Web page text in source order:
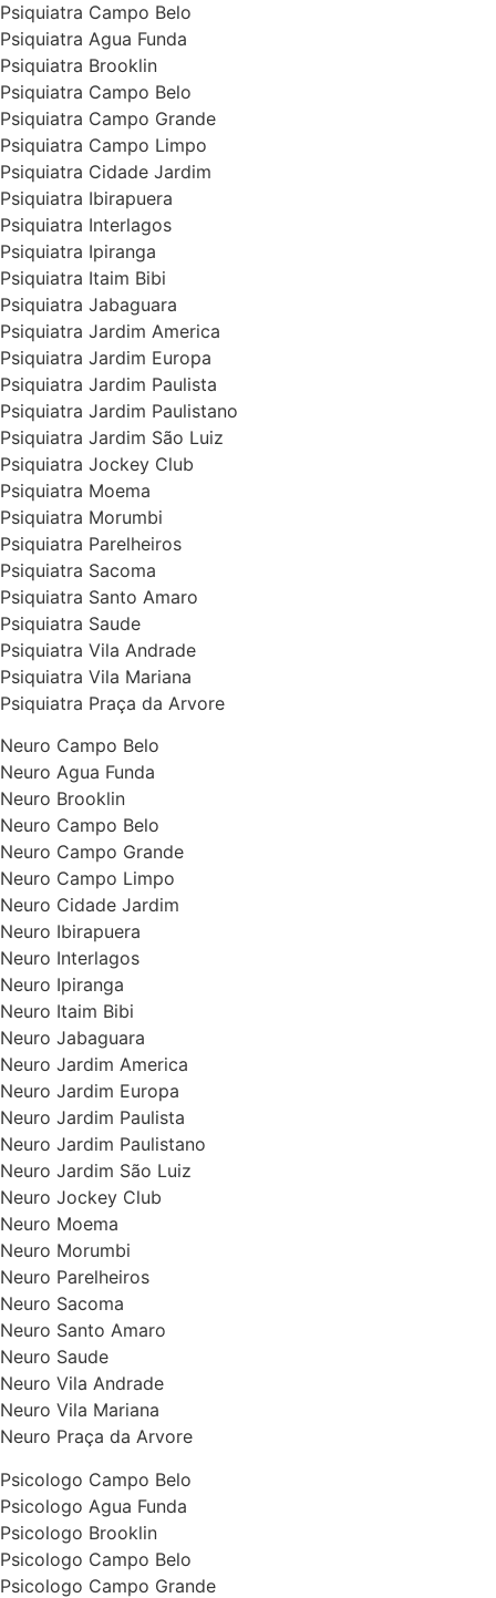
Psiquiatra Campo Belo
Psiquiatra Agua Funda
Psiquiatra Brooklin
Psiquiatra Campo Belo
Psiquiatra Campo Grande
Psiquiatra Campo Limpo
Psiquiatra Cidade Jardim
Psiquiatra Ibirapuera
Psiquiatra Interlagos
Psiquiatra Ipiranga
Psiquiatra Itaim Bibi
Psiquiatra Jabaguara
Psiquiatra Jardim America
Psiquiatra Jardim Europa
Psiquiatra Jardim Paulista
Psiquiatra Jardim Paulistano
Psiquiatra Jardim São Luiz
Psiquiatra Jockey Club
Psiquiatra Moema
Psiquiatra Morumbi
Psiquiatra Parelheiros
Psiquiatra Sacoma
Psiquiatra Santo Amaro
Psiquiatra Saude
Psiquiatra Vila Andrade
Psiquiatra Vila Mariana
Psiquiatra Praça da Arvore
Neuro Campo Belo
Neuro Agua Funda
Neuro Brooklin
Neuro Campo Belo
Neuro Campo Grande
Neuro Campo Limpo
Neuro Cidade Jardim
Neuro Ibirapuera
Neuro Interlagos
Neuro Ipiranga
Neuro Itaim Bibi
Neuro Jabaguara
Neuro Jardim America
Neuro Jardim Europa
Neuro Jardim Paulista
Neuro Jardim Paulistano
Neuro Jardim São Luiz
Neuro Jockey Club
Neuro Moema
Neuro Morumbi
Neuro Parelheiros
Neuro Sacoma
Neuro Santo Amaro
Neuro Saude
Neuro Vila Andrade
Neuro Vila Mariana
Neuro Praça da Arvore
Psicologo Campo Belo
Psicologo Agua Funda
Psicologo Brooklin
Psicologo Campo Belo
Psicologo Campo Grande